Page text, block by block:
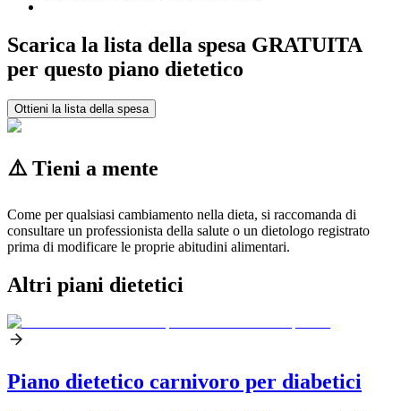
Scarica la lista della spesa GRATUITA
per questo piano dietetico
Ottieni la lista della spesa
⚠️ Tieni a mente
Come per qualsiasi cambiamento nella dieta, si raccomanda di
consultare un professionista della salute o un dietologo registrato
prima di modificare le proprie abitudini alimentari.
Altri piani dietetici
Piano dietetico carnivoro per diabetici